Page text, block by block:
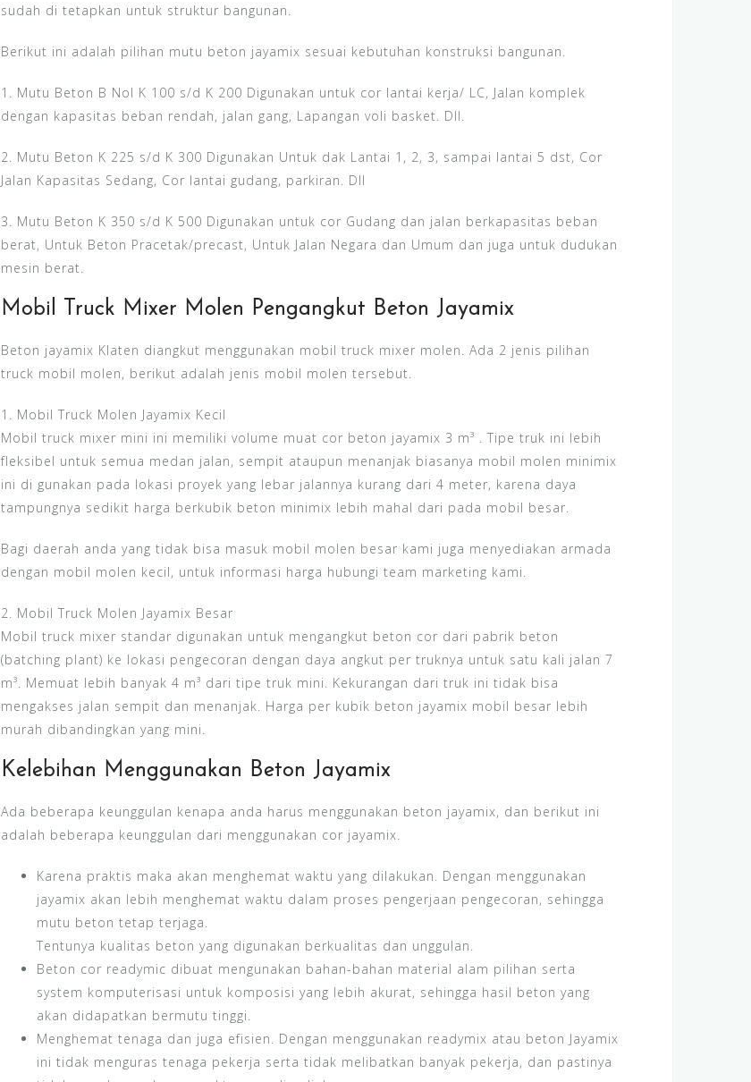
sudah di tetapkan untuk struktur bangunan.
Berikut ini adalah pilihan mutu beton jayamix sesuai kebutuhan konstruksi bangunan.
1. Mutu Beton B Nol K 100 s/d K 200 Digunakan untuk cor lantai kerja/ LC, Jalan komplek
dengan kapasitas beban rendah, jalan gang, Lapangan voli basket. Dll.
2. Mutu Beton K 225 s/d K 300 Digunakan Untuk dak Lantai 1, 2, 3, sampai lantai 5 dst, Cor
Jalan Kapasitas Sedang, Cor lantai gudang, parkiran. Dll
3. Mutu Beton K 350 s/d K 500 Digunakan untuk cor Gudang dan jalan berkapasitas beban
berat, Untuk Beton Pracetak/precast, Untuk Jalan Negara dan Umum dan juga untuk dudukan
mesin berat.
Mobil Truck Mixer Molen Pengangkut Beton Jayamix
Beton jayamix Klaten diangkut menggunakan mobil truck mixer molen. Ada 2 jenis pilihan
truck mobil molen, berikut adalah jenis mobil molen tersebut.
1. Mobil Truck Molen Jayamix Kecil
Mobil truck mixer mini ini memiliki volume muat cor beton jayamix 3 m³ . Tipe truk ini lebih
fleksibel untuk semua medan jalan, sempit ataupun menanjak biasanya mobil molen minimix
ini di gunakan pada lokasi proyek yang lebar jalannya kurang dari 4 meter, karena daya
tampungnya sedikit harga berkubik beton minimix lebih mahal dari pada mobil besar.
Bagi daerah anda yang tidak bisa masuk mobil molen besar kami juga menyediakan armada
dengan mobil molen kecil, untuk informasi harga hubungi team marketing kami.
2. Mobil Truck Molen Jayamix Besar
Mobil truck mixer standar digunakan untuk mengangkut beton cor dari pabrik beton
(batching plant) ke lokasi pengecoran dengan daya angkut per truknya untuk satu kali jalan 7
m³. Memuat lebih banyak 4 m³ dari tipe truk mini. Kekurangan dari truk ini tidak bisa
mengakses jalan sempit dan menanjak. Harga per kubik beton jayamix mobil besar lebih
murah dibandingkan yang mini.
Kelebihan Menggunakan Beton Jayamix
Ada beberapa keunggulan kenapa anda harus menggunakan beton jayamix, dan berikut ini
adalah beberapa keunggulan dari menggunakan cor jayamix.
Karena praktis maka akan menghemat waktu yang dilakukan. Dengan menggunakan
jayamix akan lebih menghemat waktu dalam proses pengerjaan pengecoran, sehingga
mutu beton tetap terjaga.
Tentunya kualitas beton yang digunakan berkualitas dan unggulan.
Beton cor readymic dibuat mengunakan bahan-bahan material alam pilihan serta
system komputerisasi untuk komposisi yang lebih akurat, sehingga hasil beton yang
akan didapatkan bermutu tinggi.
Menghemat tenaga dan juga efisien. Dengan menggunakan readymix atau beton Jayamix
ini tidak menguras tenaga pekerja serta tidak melibatkan banyak pekerja, dan pastinya